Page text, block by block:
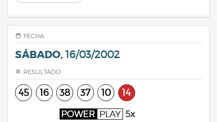
FECHA
SÁBADO, 16/03/2002
RESULTADO
45 16 38 37 10 14
POWER PLAY 5x